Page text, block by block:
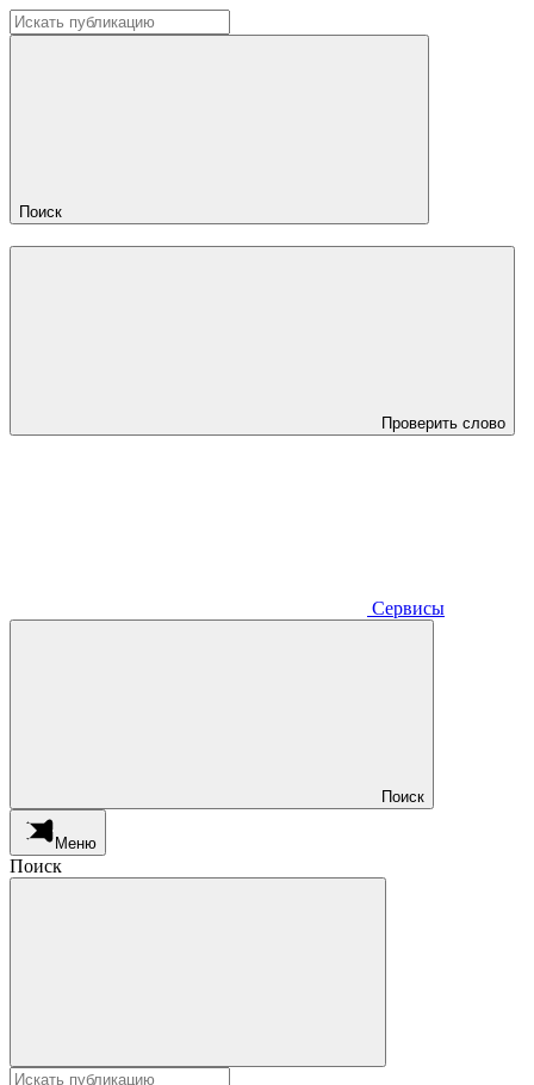
Поиск
Проверить слово
Сервисы
Поиск
Меню
Поиск